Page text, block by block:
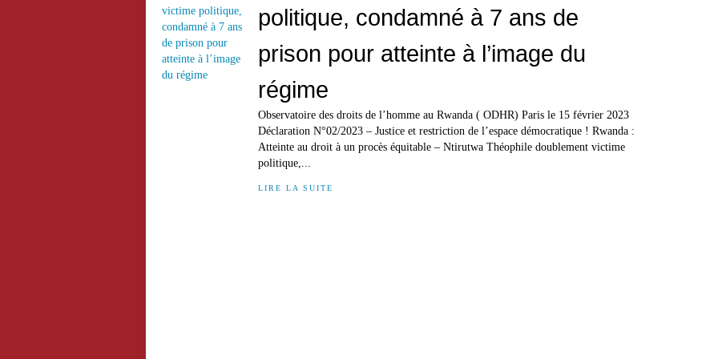
politique, condamné à 7 ans de
prison pour atteinte à l’image du
régime
Observatoire des droits de l’homme au Rwanda ( ODHR) Paris le 15 février 2023
Déclaration N°02/2023 – Justice et restriction de l’espace démocratique ! Rwanda :
Atteinte au droit à un procès équitable – Ntirutwa Théophile doublement victime
politique,...
LIRE LA SUITE